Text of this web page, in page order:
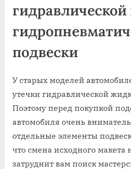
гидравлической
подвески
У старых моделей
утечки гидравлической
Поэтому перед покупкой
автомобиля очень
отдельные элементы
что смена исходного макета
затруднит вам поиск